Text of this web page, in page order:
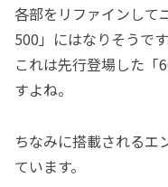
各部をリファインして
500」にはなりそうです
これは先行登場した「
すよね。
ちなみに搭載されるエ
ています。